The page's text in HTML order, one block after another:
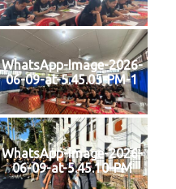
WhatsApp-Image-2026-
06-09-at-5.45.05-PM-1
WhatsApp-Image-2026-
06-09-at-5.45.10-PM